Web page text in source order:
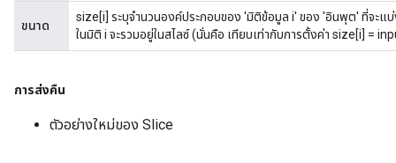
ขนาด
size[i] ระบุจำนวนองค์ประกอบของ 'มิติข้อมูล i' ของ 'อินพุต' ที่จะแ
ในมิติ i จะรวมอยู่ในสไลซ์ (นั่นคือ เทียบเท่ากับการตั้งค่า size[i] =
การส่งคืน
ตัวอย่างใหม่ของ Slice